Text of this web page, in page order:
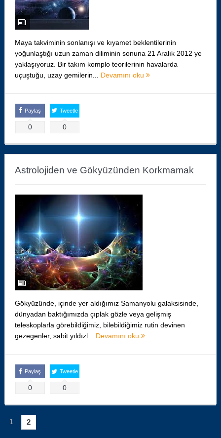
Maya takviminin sonlanışı ve kıyamet beklentilerinin
yoğunlaştığı uzun zaman diliminin sonuna 21 Aralık 2012 ye
yaklaşıyoruz. Bir takım komplo teorilerinin havalarda
uçuştuğu, uzay gemilerin... Devamını oku
Paylaş
0
Tweetle
0
Astrolojiden ve Gökyüzünden Korkmamak
Gökyüzünde, içinde yer aldığımız Samanyolu galaksisinde,
dünyadan baktığımızda çıplak gözle veya gelişmiş
teleskoplarla görebildiğimiz, bilebildiğimiz rutin devinen
gezegenler, sabit yıldızl... Devamını oku
Paylaş
0
Tweetle
0
1 2